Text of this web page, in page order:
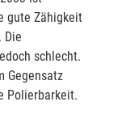
gute Zähigkeit
Die
schlecht.
Gegensatz
Polierbarkeit.